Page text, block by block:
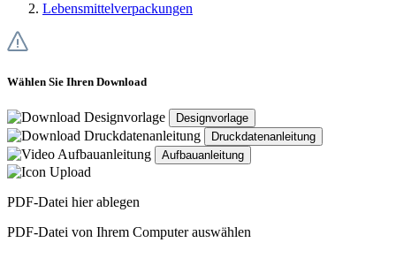
Lebensmittelverpackungen
Wählen Sie Ihren Download
Designvorlage
Druckdatenanleitung
Aufbauanleitung
PDF-Datei hier ablegen
PDF-Datei von Ihrem Computer auswählen